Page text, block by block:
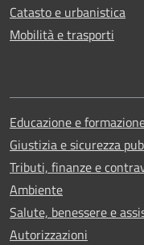
Catasto e urbanistica
Mobilità e trasporti
Educazione e
Giustizia e sicurezza
Tributi, finanze e
Ambiente
Salute, benessere e
Autorizzazioni